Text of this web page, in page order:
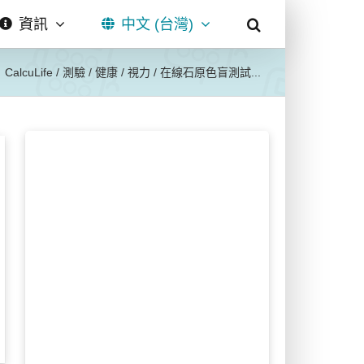
資訊 中文 (台灣)
CalcuLife / 測驗 / 健康 / 視力 / 在線石原色盲測試...